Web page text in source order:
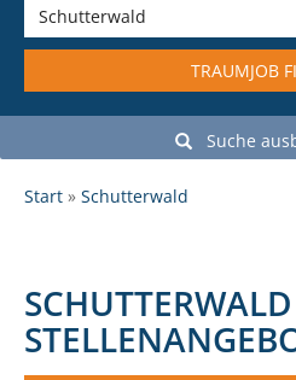
TRAUMJOB
Suche
Start
Schutterwald
SCHUTTERWALD